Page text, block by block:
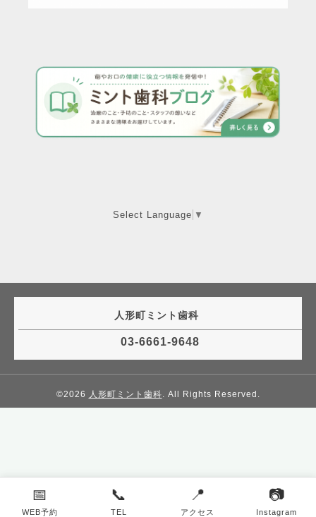
Select Language ▼
人形町ミント歯科
03-6661-9648
©2026 人形町ミント歯科 . All Rights Reserved.
📅
WEB予約
📞
TEL
📍
アクセス
📷
Instagram